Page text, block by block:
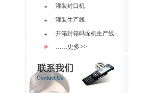
灌装封口机
灌装生产线
开箱封箱码垛机生产线
……更多>>